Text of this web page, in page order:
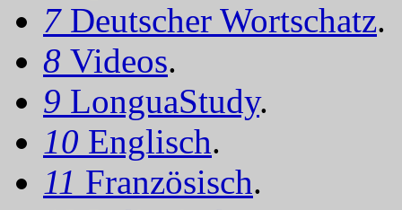
7 Deutscher Wortschatz.
8 Videos.
9 LonguaStudy.
10 Englisch.
11 Französisch.